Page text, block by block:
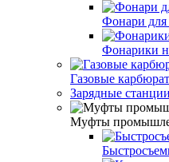
Фонари
Фонарики
Газовые
Зарядные станции
Муфты